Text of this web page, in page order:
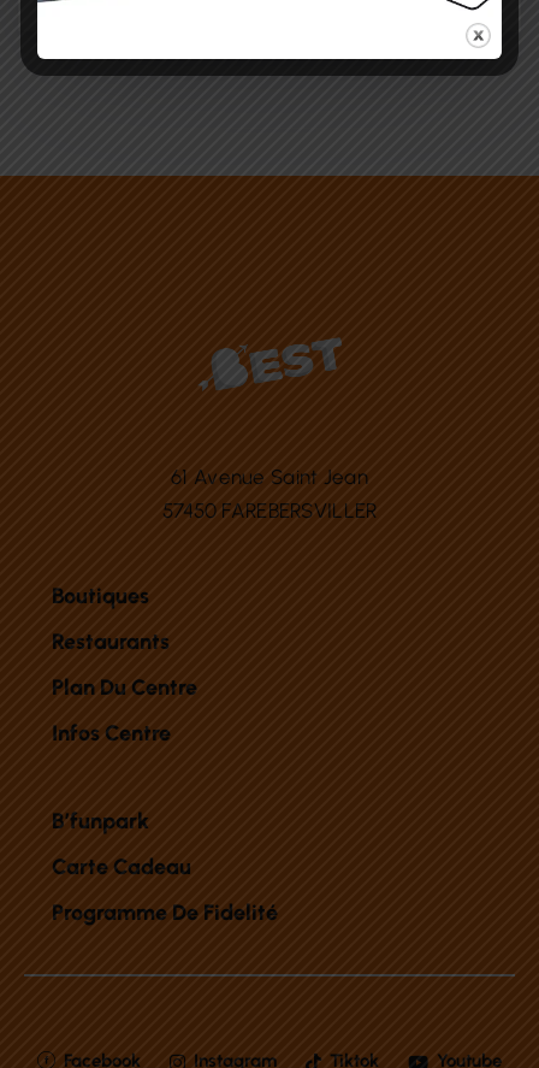
61 Avenue Saint Jean
57450 FAREBERSVILLER
Boutiques
Restaurants
Plan Du Centre
Infos Centre
B’funpark
Carte Cadeau
Programme De Fidelité
Facebook Instagram Tiktok Youtube